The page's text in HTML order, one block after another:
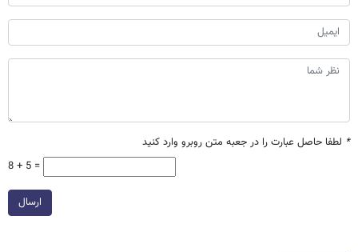
* لطفا حاصل عبارت را در جعبه متن روبرو وارد کنید
8 + 5 =
ارسال